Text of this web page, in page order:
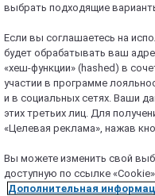
выбрать подходящие
Если вы соглашаетесь на
будет обрабатывать ваш
«хеш-функции» (hashed) в
участии в программе
и в социальных сетях. Ваши
этих третьих лиц. Для
«Целевая реклама», нажав
Вы можете изменить свой
доступную по ссылке
Дополнительная